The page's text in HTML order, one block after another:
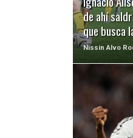
de ahí
que busca
Nissin Alvo